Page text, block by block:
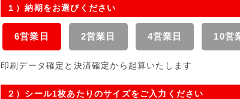
１）納期をお選びください
6営業日 2営業日 4営業日 10営
印刷データ確定と決済確定から起算いたします
２）シール1枚あたりのサイズをご入力ください